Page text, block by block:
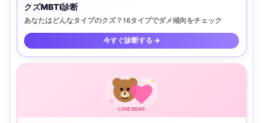
クズMBTI診断
あなたはどんなタイプのクズ？16タイプでダメ傾向をチェック
今すぐ診断する →
LOVE BEAR